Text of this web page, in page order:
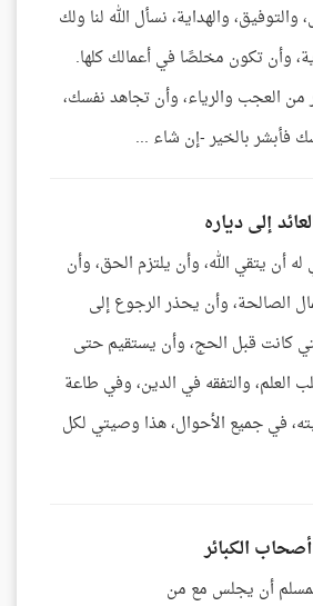
والهداية، نسأل الله لنا ولك
وأن تكون مخلصًا في أعمالك كلها.
العجب والرياء، وأن تجاهد نفسك،
فأبشر بالخير -إن شاء ...
إلى دياره
أن يتقي الله، وأن يلتزم الحق، وأن
الصالحة، وأن يحذر الرجوع إلى
كانت قبل الحج، وأن يستقيم حتى
العلم، والتفقه في الدين، وفي طاعة
في جميع الأحوال، هذا وصيتي لكل
الكبائر
أن يجلس مع من